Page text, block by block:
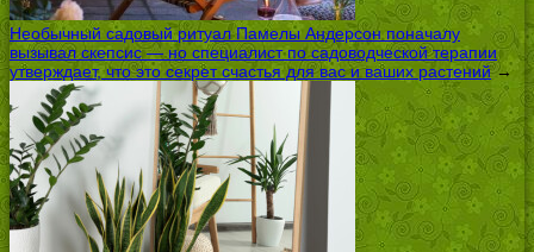
Необычный садовый ритуал Памелы Андерсон поначалу
вызывал скепсис — но специалист по садоводческой терапии
утверждает, что это секрет счастья для вас и ваших растений→